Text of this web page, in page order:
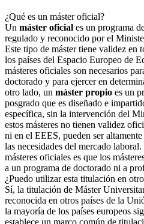
¿Qué es un máster oficial?
Un máster oficial es un programa
regulado y reconocido por el
Este tipo de máster tiene validez en
los países del Espacio Europeo de
másteres oficiales son necesarios
doctorado y para ejercer en
otro lado, un máster propio es un
posgrado que es diseñado e
específica, sin la intervención del
estos másteres no tienen validez
ni en el EEES, pueden ser
las necesidades del mercado
másteres oficiales es que los
a un programa de doctorado ni a
¿Puedo utilizar esta titulación en
Sí, la titulación de Máster
reconocida en otros países de la
la mayoría de los países europeos